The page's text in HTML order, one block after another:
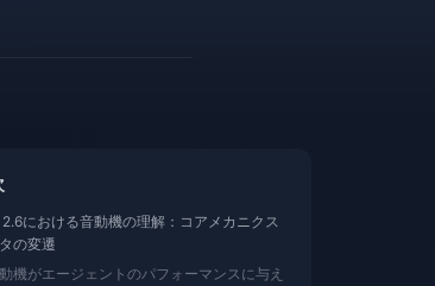
における音動機の理解：コアメカニクス
の変遷
機がエージェントのパフォーマンスに与え